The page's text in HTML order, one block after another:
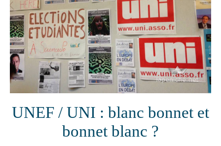
UNEF / UNI : blanc bonnet et
bonnet blanc ?